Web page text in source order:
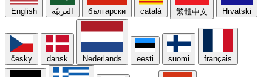
English العربيّة български català 繁體中文 Hrvatski
česky dansk Nederlands eesti suomi français